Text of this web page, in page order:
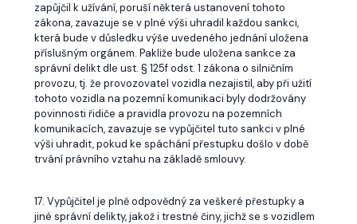
zapůjčil k užívání, poruší některá ustanovení tohoto
zákona, zavazuje se v plné výši uhradil každou sankci,
která bude v důsledku výše uvedeného jednání uložena
příslušným orgánem. Pakliže bude uložena sankce za
správní delikt dle ust. § 125f odst. 1 zákona o silničním
provozu, tj. že provozovatel vozidla nezajistil, aby při užití
tohoto vozidla na pozemní komunikaci byly dodržovány
povinnosti řidiče a pravidla provozu na pozemních
komunikacích, zavazuje se vypůjčitel tuto sankci v plné
výši uhradit, pokud ke spáchání přestupku došlo v době
trvání právního vztahu na základě smlouvy.
17. Vypůjčitel je plně odpovědný za veškeré přestupky a
jiné správní delikty, jakož i trestné činy, jichž se s vozidlem